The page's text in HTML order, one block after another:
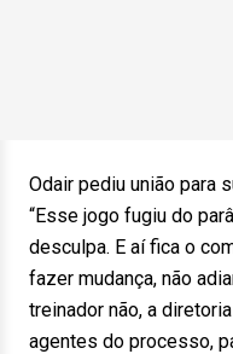
Odair pediu união para
“Esse jogo fugiu do
desculpa. E aí fica o
fazer mudança, não
treinador não, a
agentes do processo,